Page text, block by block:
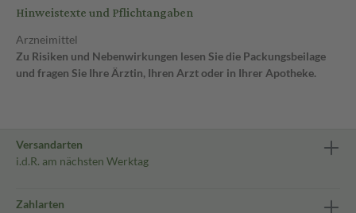
Hinweistexte und Pflichtangaben
Arzneimittel
Zu Risiken und Nebenwirkungen lesen Sie die Packungsbeilage
und fragen Sie Ihre Ärztin, Ihren Arzt oder in Ihrer Apotheke.
Versandarten
i.d.R. am nächsten Werktag
Zahlarten